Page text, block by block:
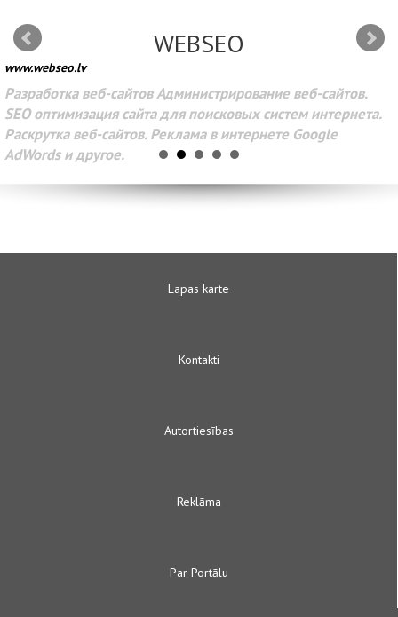
WEBSEO
www.webseo.lv
Разработка веб-сайтов Администрирование веб-сайтов.
SEO оптимизация сайта для поисковых систем интернета.
Раскрутка веб-сайтов. Реклама в интернете Google
AdWords и другое.
Lapas karte
Kontakti
Autortiesības
Reklāma
Par Portālu